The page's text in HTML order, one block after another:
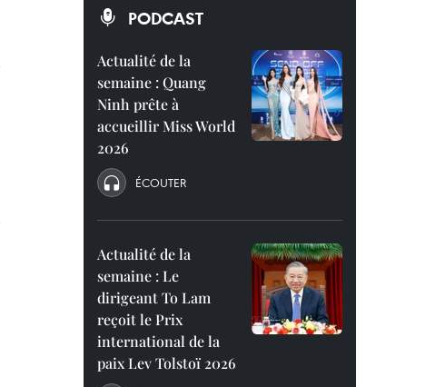
PODCAST
Actualité de la
semaine : Quang
Ninh prête à
accueillir Miss World
2026
ÉCOUTER
Actualité de la
semaine : Le
dirigeant To Lam
reçoit le Prix
international de la
paix Lev Tolstoï 2026